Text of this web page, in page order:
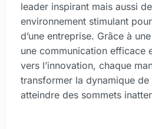
leader inspirant mais aussi
environnement stimulant
d’une entreprise. Grâce à
une communication efficace
vers l’innovation, chaque
transformer la dynamique
atteindre des sommets